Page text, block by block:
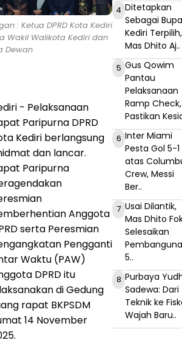
: Ketua DPRD Kota Kediri
Wakil Walikota Kediri dan
Dewan
- Pelaksanaan
Paripurna DPRD
Kediri berlangsung
dan lancar.
Paripurna
Anggota
serta Peresmian
Pengganti
Waktu (PAW)
DPRD itu
di Gedung
rapat BKPSDM
14 November
4 Ditetapkan
Sebagai
Kediri Terpilih,
Mas Dhito Aj..
5 Gus Qowim
Pantau
Pelaksanaan
Ramp Check,
Pastikan
6 Inter Miami
Pesta Gol 5-1
atas
Crew, Messi
Ber..
7 Usai Dilantik,
Mas Dhito
Selesaikan
5..
8 Purbaya
Sadewa: Dari
Teknik ke
Wajah Baru..